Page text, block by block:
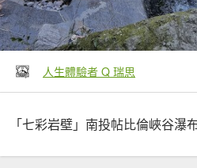
人生體驗者 Q 瑞思
「七彩岩壁」南投帖比倫峽谷瀑